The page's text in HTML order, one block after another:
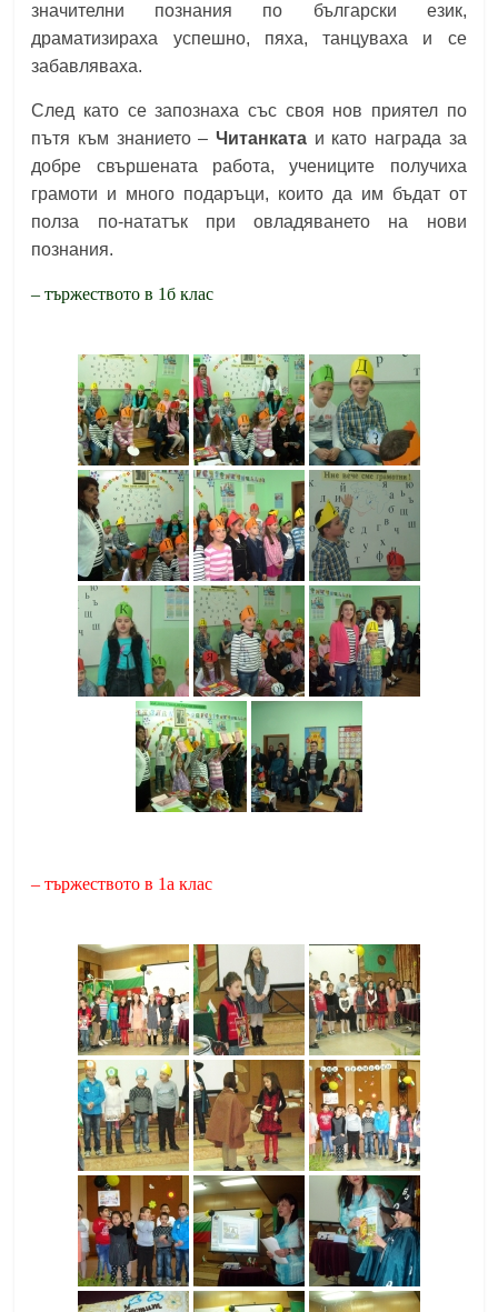
значителни познания по български език,
драматизираха успешно, пяха, танцуваха и се
забавляваха.
След като се запознаха със своя нов приятел по
пътя към знанието – Читанката и като награда за
добре свършената работа, учениците получиха
грамоти и много подаръци, които да им бъдат от
полза по-нататък при овладяването на нови
познания.
– тържеството в 1б клас
– тържеството в 1а клас